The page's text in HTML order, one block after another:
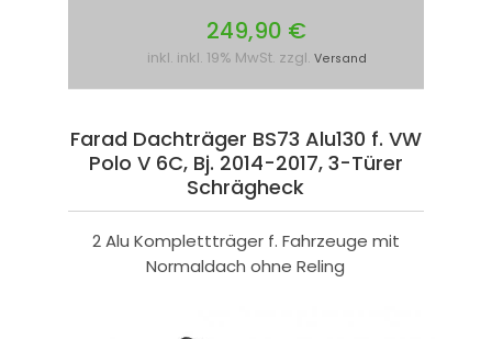
249,90 €
inkl. inkl. 19% MwSt. zzgl. Versand
Farad Dachträger BS73 Alu130 f. VW
Polo V 6C, Bj. 2014-2017, 3-Türer
Schrägheck
2 Alu Komplettträger f. Fahrzeuge mit
Normaldach ohne Reling